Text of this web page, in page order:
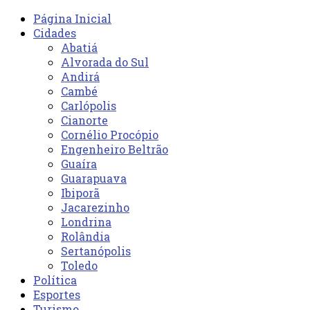
Página Inicial
Cidades
Abatiá
Alvorada do Sul
Andirá
Cambé
Carlópolis
Cianorte
Cornélio Procópio
Engenheiro Beltrão
Guaíra
Guarapuava
Ibiporã
Jacarezinho
Londrina
Rolândia
Sertanópolis
Toledo
Política
Esportes